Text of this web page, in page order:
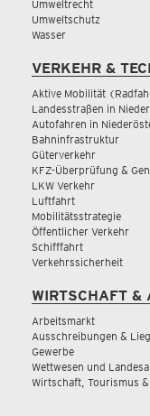
Umweltrecht
Umweltschutz
Wasser
VERKEHR &
Aktive Mobilität
Landesstraßen in
Autofahren in
Bahninfrastruktur
Güterverkehr
KFZ-Überprüfung &
LKW Verkehr
Luftfahrt
Mobilitätsstrategie
Öffentlicher Verkehr
Schifffahrt
Verkehrssicherheit
WIRTSCHAFT &
Arbeitsmarkt
Ausschreibungen &
Gewerbe
Wettwesen und
Wirtschaft, Tourismus